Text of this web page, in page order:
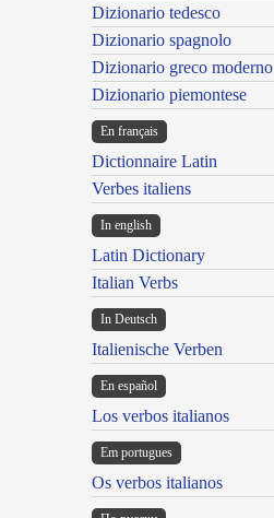
Dizionario tedesco
Dizionario spagnolo
Dizionario greco moderno
Dizionario piemontese
En français
Dictionnaire Latin
Verbes italiens
In english
Latin Dictionary
Italian Verbs
In Deutsch
Italienische Verben
En español
Los verbos italianos
Em portugues
Os verbos italianos